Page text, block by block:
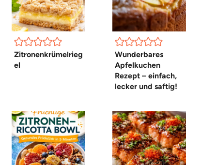
Zitronenkrümelrieg
el
Wunderbares
Apfelkuchen
Rezept – einfach,
lecker und saftig!